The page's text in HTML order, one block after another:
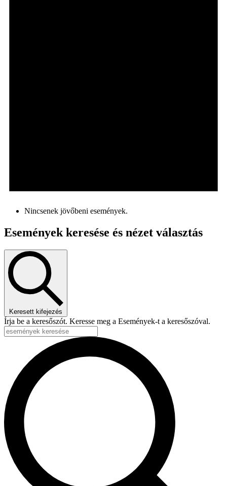
Nincsenek jövőbeni események.
Események keresése és nézet választás
Keresett kifejezés
Írja be a keresőszót. Keresse meg a Események-t a keresőszóval.